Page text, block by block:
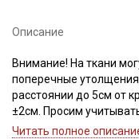
Описание
Внимание! На ткани
поперечные
расстоянии до 5см от
±2см. Просим
Читать полное